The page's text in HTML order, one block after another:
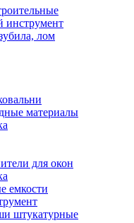
инструмент
лом
материалы
для окон
емкости
штукатурные